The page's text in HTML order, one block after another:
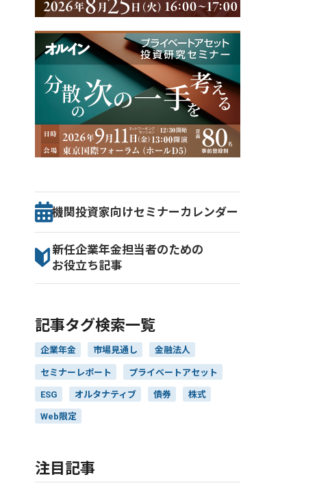
機関投資家向けセミナー カレンダー
新任企業年金担当者のための
お役立ち記事
記事タグ検索一覧
企業年金 市場見通し 金融法人
セミナーレポート プライベートアセット
ESG オルタナティブ 債券 株式
Web限定
注目記事